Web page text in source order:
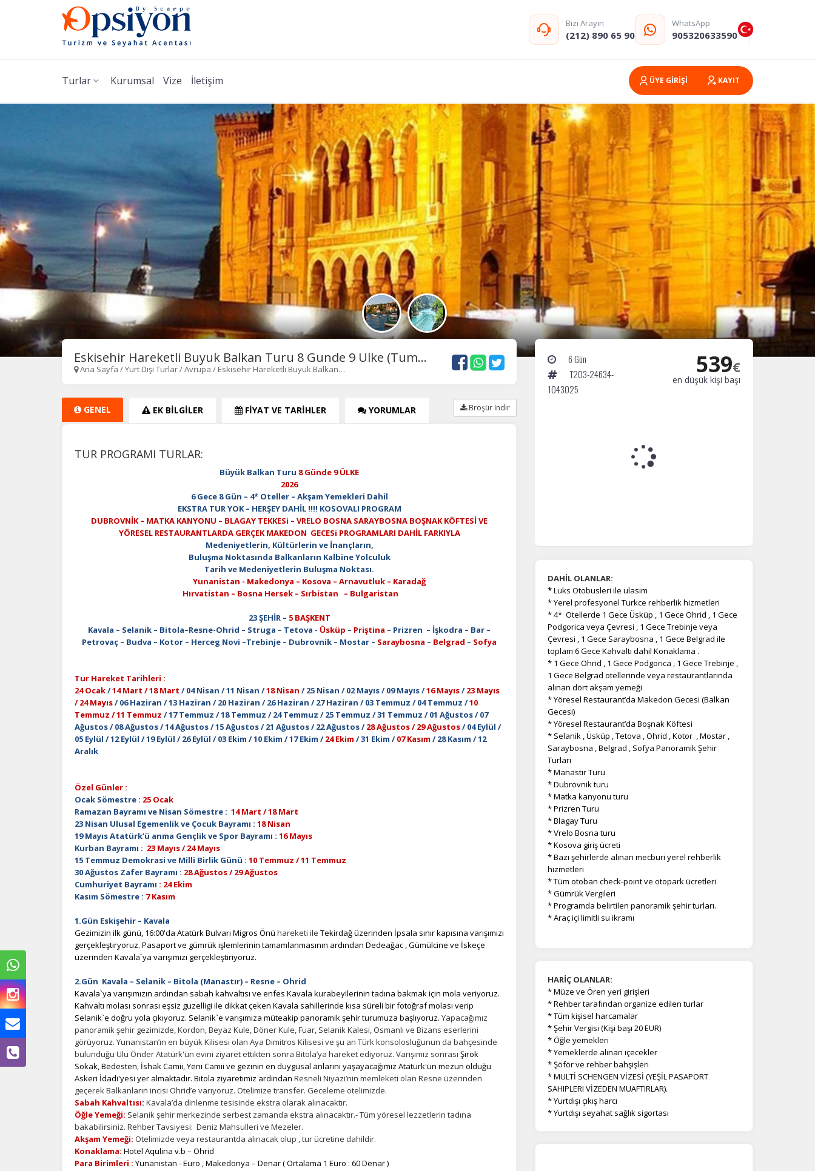
Bizi Arayın
(212) 890 65 90
WhatsApp
905320633590
Turlar Kurumsal Vize İletişim ÜYE GİRİŞİ KAYIT
ÇEREZ KULLANIM AYARLARINIZ
Eskisehir Hareketli Buyuk Balkan Turu 8 Gunde 9 Ulke (Tum...
Ana Sayfa /Yurt Dışı Turlar/Avrupa / Eskisehir Hareketli Buyuk Balkan…
GENEL EK BİLGİLER FİYAT VE TARİHLER YORUMLAR Broşür İndir
TUR PROGRAMI TURLAR:
Büyük Balkan Turu 8 Günde 9 ÜLKE
2026
6 Gece 8 Gün – 4* Oteller – Akşam Yemekleri Dahil
EKSTRA TUR YOK – HERŞEY DAHİL !!!! KOSOVALI PROGRAM
DUBROVNİK – MATKA KANYONU – BLAGAY TEKKESi – VRELO BOSNA SARAYBOSNA BOŞNAK KÖFTESİ VE
YÖRESEL RESTAURANTLARDA GERÇEK MAKEDON GECESi PROGRAMLARI DAHİL FARKIYLA
Medeniyetlerin, Kültürlerin ve İnançların,
Buluşma Noktasında Balkanların Kalbine Yolculuk
Tarih ve Medeniyetlerin Buluşma Noktası.
Yunanistan - Makedonya – Kosova – Arnavutluk – Karadağ
Hırvatistan – Bosna Hersek – Sırbistan – Bulgaristan
23 ŞEHİR – 5 BAŞKENT
Kavala – Selanik – Bitola–Resne-Ohrid – Struga – Tetova - Üsküp – Priştina – Prizren – İşkodra – Bar –
Petrovaç – Budva – Kotor – Herceg Novi –Trebinje – Dubrovnik – Mostar – Saraybosna – Belgrad – Sofya
Tur Hareket Tarihleri :
24 Ocak/14 Mart / 18 Mart / 04 Nisan / 11 Nisan /18 Nisan / 25 Nisan / 02 Mayıs / 09 Mayıs /16 Mayıs/23 Mayıs
/ 24 Mayıs/ 06 Haziran / 13 Haziran / 20 Haziran / 26 Haziran / 27 Haziran / 03 Temmuz / 04 Temmuz /10
Temmuz / 11 Temmuz / 17 Temmuz / 18 Temmuz / 24 Temmuz / 25 Temmuz / 31 Temmuz / 01 Ağustos / 07
Ağustos / 08 Ağustos / 14 Ağustos / 15 Ağustos / 21 Ağustos / 22 Ağustos /28 Ağustos / 29 Ağustos/ 04 Eylül /
05 Eylül / 12 Eylül / 19 Eylül / 26 Eylül / 03 Ekim / 10 Ekim / 17 Ekim /24 Ekim / 31 Ekim /07 Kasım / 28 Kasım / 12
Aralık
Özel Günler :
Ocak Sömestre : 25 Ocak
Ramazan Bayramı ve Nisan Sömestre : 14 Mart / 18 Mart
23 Nisan Ulusal Egemenlik ve Çocuk Bayramı : 18 Nisan
19 Mayıs Atatürk’ü anma Gençlik ve Spor Bayramı : 16 Mayıs
Kurban Bayramı : 23 Mayıs / 24 Mayıs
15 Temmuz Demokrasi ve Milli Birlik Günü : 10 Temmuz / 11 Temmuz
30 Ağustos Zafer Bayramı : 28 Ağustos / 29 Ağustos
Cumhuriyet Bayramı : 24 Ekim
Kasım Sömestre : 7 Kasım
1.Gün Eskişehir – Kavala
Gezimizin ilk günü, 16:00'da Atatürk Bulvarı Migros Önü hareketi ile Tekirdağ üzerinden İpsala sınır kapısına varışımızı
gerçekleştiryoruz. Pasaport ve gümrük işlemlerinin tamamlanmasının ardından Dedeağac , Gümülcine ve İskeçe
üzerinden Kavala`ya varışımızı gerçekleştiriyoruz.
2.Gün Kavala – Selanik – Bitola (Manastır) – Resne – Ohrid
Kavala`ya varışımızın ardından sabah kahvaltısı ve enfes Kavala kurabeyilerinin tadına bakmak için mola veriyoruz.
Kahvaltı molası sonrası eşsiz guzelligi ile dikkat çeken Kavala sahillerinde kısa süreli bir fotoğraf molası verip
Selanik`e doğru yola çıkıyoruz. Selanik`e varışımıza müteakip panoramik şehir turumuza başlıyoruz. Yapacağımız
panoramik şehir gezimizde, Kordon, Beyaz Kule, Döner Kule, Fuar, Selanik Kalesi, Osmanlı ve Bizans eserlerini
görüyoruz. Yunanistan’ın en büyük Kilisesi olan Aya Dimitros Kilisesi ve şu an Türk konsolosluğunun da bahçesinde
bulunduğu Ulu Önder Atatürk'ün evini ziyaret ettikten sonra Bitola’ya hareket ediyoruz. Varışımız sonrası Şirok
Sokak, Bedesten, İshak Camii, Yeni Camii ve gezinin en duygusal anlarını yaşayacağımız Atatürk'ün mezun olduğu
Askeri İdadi'yesi yer almaktadır. Bitola ziyaretimiz ardından Resneli Niyazi’nin memleketi olan Resne üzerinden
geçerek Balkanların incisi Ohrid’e varıyoruz. Otelimize transfer. Geceleme otelimizde.
Sabah Kahvaltısı: Kavala’da dinlenme tesisinde ekstra olarak alınacaktır.
Öğle Yemeği: Selanik şehir merkezinde serbest zamanda ekstra alınacaktır.-Tüm yöresel lezzetlerin tadına
bakabilirsiniz. Rehber Tavsiyesi: Deniz Mahsulleri ve Mezeler.
Akşam Yemeği: Otelimizde veya restaurantda alınacak olup , tur ücretine dahildir.
Konaklama: Hotel Aqulina v.b – Ohrid
Para Birimleri : Yunanistan - Euro , Makedonya – Denar ( Ortalama 1 Euro : 60 Denar )
6 Gün
T203-24634-
1043025
539€
en düşük kişi başı
DAHİL OLANLAR:
*Luks Otobusleri ile ulasim
* Yerel profesyonel Turkce rehberlik hizmetleri
* 4* Otellerde 1 Gece Üsküp , 1 Gece Ohrid , 1 Gece
Podgorica veya Çevresi , 1 Gece Trebinje veya
Çevresi , 1 Gece Saraybosna , 1 Gece Belgrad ile
toplam 6 Gece Kahvaltı dahil Konaklama .
* 1 Gece Ohrid , 1 Gece Podgorica , 1 Gece Trebinje ,
1 Gece Belgrad otellerinde veya restaurantlarında
alınan dört akşam yemeği
* Yöresel Restaurant’da Makedon Gecesi (Balkan
Gecesi)
* Yöresel Restaurant’da Boşnak Köftesi
* Selanik , Üsküp , Tetova , Ohrid , Kotor , Mostar ,
Saraybosna , Belgrad , Sofya Panoramik Şehir
Turları
* Manastır Turu
* Dubrovnik turu
* Matka kanyonu turu
* Prizren Turu
* Blagay Turu
* Vrelo Bosna turu
* Kosova giriş ücreti
* Bazı şehirlerde alınan mecburi yerel rehberlik
hizmetleri
* Tüm otoban check-point ve otopark ücretleri
* Gümrük Vergileri
* Programda belirtilen panoramik şehir turları.
* Araç içi limitli su ikramı
HARİÇ OLANLAR:
*Müze ve Ören yeri girişleri
* Rehber tarafından organize edilen turlar
* Tüm kişisel harcamalar
* Şehir Vergisi (Kişi başı 20 EUR)
* Öğle yemekleri
* Yemeklerde alınan içecekler
* Şöför ve rehber bahşişleri
* MULTİ SCHENGEN VİZESİ (YEŞİL PASAPORT
SAHIPLERI VİZEDEN MUAFTIRLAR).
* Yurtdışı çıkış harcı
* Yurtdışı seyahat sağlık sigortası